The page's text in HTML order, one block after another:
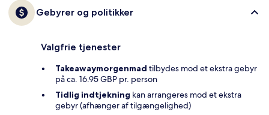
Gebyrer og politikker
Valgfrie tjenester
Takeawaymorgenmad tilbydes mod et ekstra gebyr
på ca. 16.95 GBP pr. person
Tidlig indtjekning kan arrangeres mod et ekstra
gebyr (afhænger af tilgængelighed)